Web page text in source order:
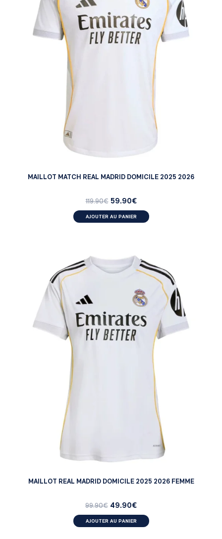
MAILLOT MATCH REAL MADRID DOMICILE 2025 2026
119.90€ 59.90€
AJOUTER AU PANIER
MAILLOT REAL MADRID DOMICILE 2025 2026 FEMME
99.90€ 49.90€
AJOUTER AU PANIER